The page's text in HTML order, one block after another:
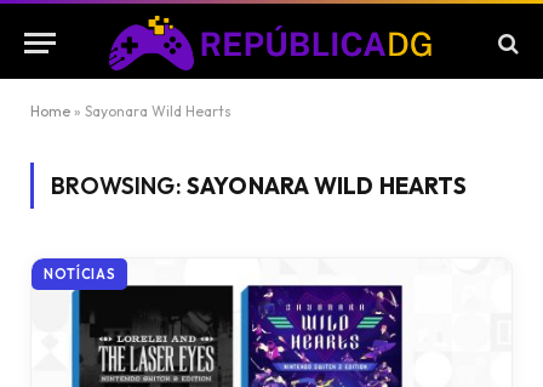
Home » Sayonara Wild Hearts
BROWSING: SAYONARA WILD HEARTS
NOTÍCIAS